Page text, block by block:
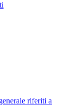
riferiti a